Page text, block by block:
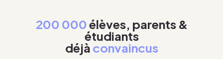
200 000élèves, parents &
étudiants
déjà convaincus